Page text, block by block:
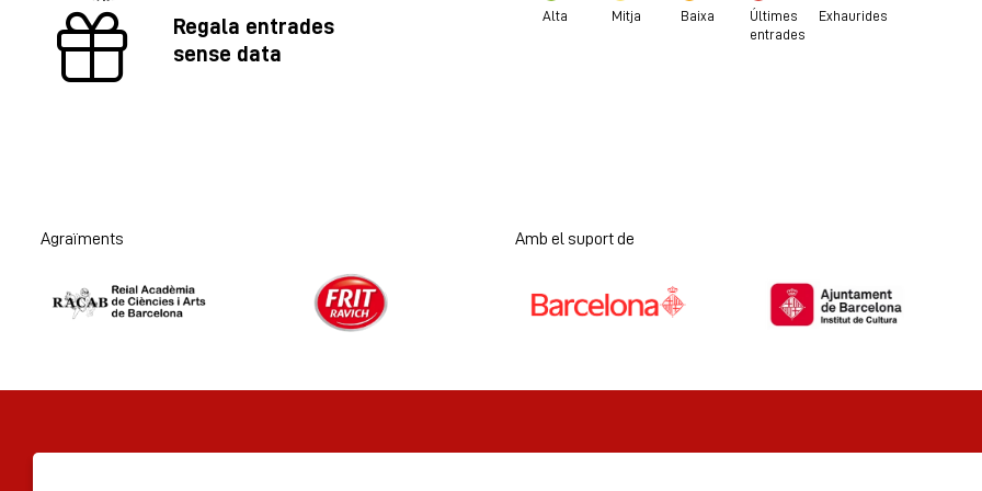
Regala entrades
sense data
Alta Mitja Baixa
Últimes
entrades
Exhaurides
Agraïments Amb el suport de